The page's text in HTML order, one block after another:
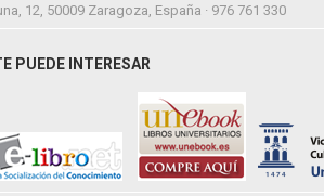
12, 50009 Zaragoza, España · 976 761 330
PUEDE INTERESAR